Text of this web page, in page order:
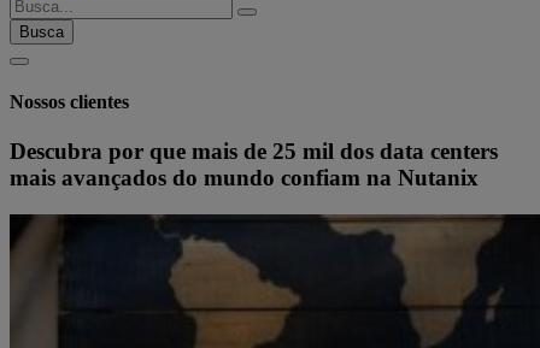
Busca
Nossos clientes
Descubra por que mais de 25 mil dos data centers
mais avançados do mundo confiam na Nutanix